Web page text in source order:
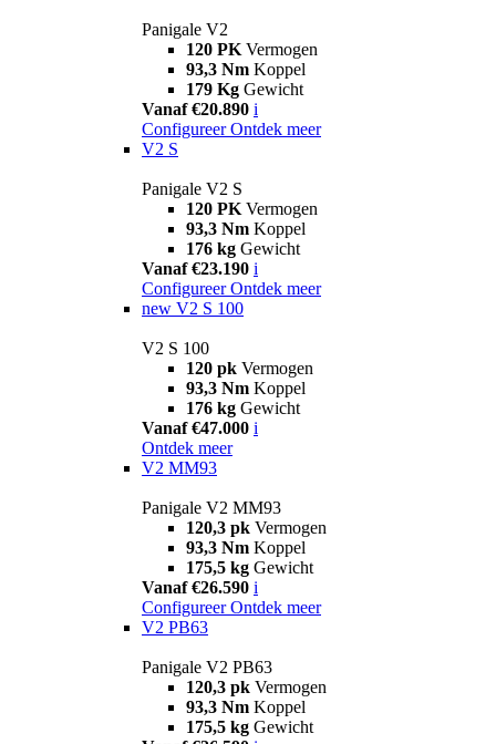
Panigale V2
120 PK Vermogen
93,3 Nm Koppel
179 Kg Gewicht
Vanaf €20.890 i
Configureer Ontdek meer
V2 S
Panigale V2 S
120 PK Vermogen
93,3 Nm Koppel
176 kg Gewicht
Vanaf €23.190 i
Configureer Ontdek meer
new V2 S 100
V2 S 100
120 pk Vermogen
93,3 Nm Koppel
176 kg Gewicht
Vanaf €47.000 i
Ontdek meer
V2 MM93
Panigale V2 MM93
120,3 pk Vermogen
93,3 Nm Koppel
175,5 kg Gewicht
Vanaf €26.590 i
Configureer Ontdek meer
V2 PB63
Panigale V2 PB63
120,3 pk Vermogen
93,3 Nm Koppel
175,5 kg Gewicht